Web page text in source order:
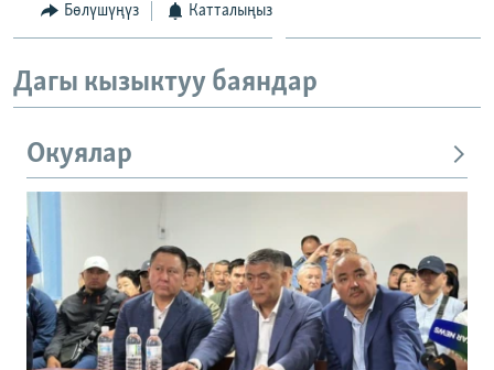
Бөлүшүңүз Катталыңыз
Дагы кызыктуу баяндар
Окуялар